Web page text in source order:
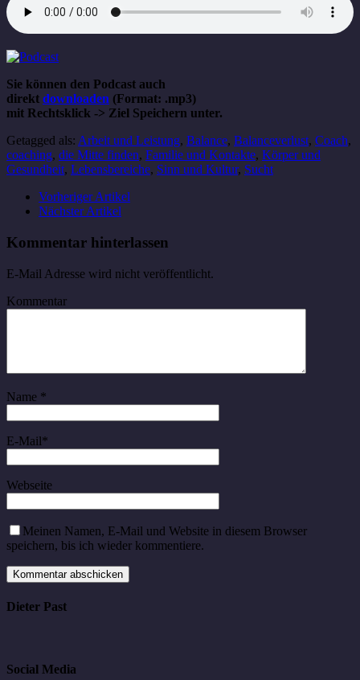
Sie können den Podcast auch
direkt downloaden (Format: .mp3)
mit Rechtsklick -> Ziel Speichern unter.
Getagged als: Arbeit und Leistung, Balance, Balanceverlust, Coach,
coaching, die Mitte finden, Familie und Kontakte, Körper und
Gesundheit, Lebensbereiche, Sinn und Kultur, Sucht
Vorheriger Artikel
Nächster Artikel
Kommentar hinterlassen
E-Mail Adresse wird nicht veröffentlicht.
Kommentar
Name *
E-Mail*
Webseite
Meinen Namen, E-Mail und Website in diesem Browser
speichern, bis ich wieder kommentiere.
Dieter Past
Social Media